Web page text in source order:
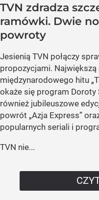
TVN zdradza
ramówki. Dwie
powroty
Jesienią TVN połączy
propozycjami.
międzynarodowego hitu
okaże się program Doroty
również jubileuszowe
powrót „Azja Express”
popularnych seriali i
TVN nie...